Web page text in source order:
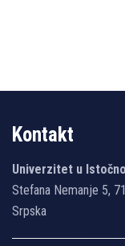
Kontakt
Univerzitet u
Stefana Nemanje 5,
Srpska